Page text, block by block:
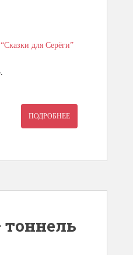
“Сказки для Серёги”
ПОДРОБНЕЕ